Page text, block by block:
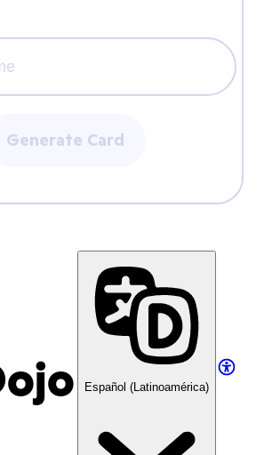
Generate Card
Español (Latinoamérica)